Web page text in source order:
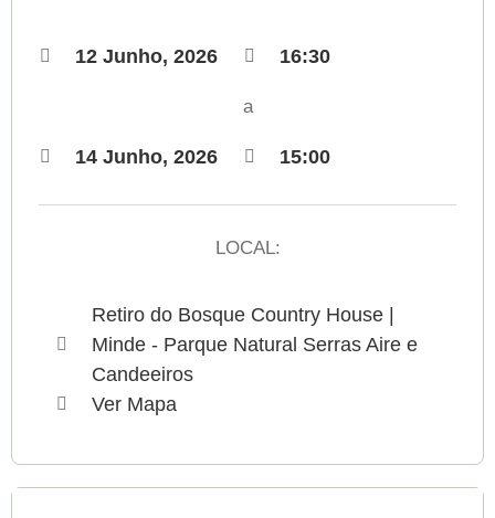
12 Junho, 2026 16:30
a
14 Junho, 2026 15:00
LOCAL:
Retiro do Bosque Country House |
Minde - Parque Natural Serras Aire e
Candeeiros
Ver Mapa